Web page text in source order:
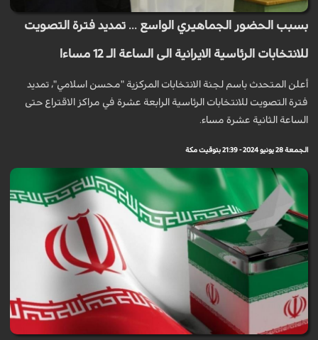
بسبب الحضور الجماهيري الواسع ... تمديد فترة التصويت
للانتخابات الرئاسية الايرانية الى الساعة الـ 12 مساءا
أعلن المتحدث باسم لجنة الانتخابات المركزية "محسن اسلامي"، تمديد
فترة التصويت للانتخابات الرئاسية الرابعة عشرة في مراكز الاقتراع حتى
الساعة الثانية عشرة مساء.
الجمعة 28 يونيو 2024 - 21:39 بتوقيت مكة